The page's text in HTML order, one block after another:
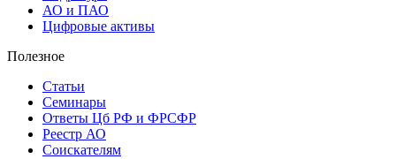
АО и ПАО
Цифровые активы
Полезное
Статьи
Cеминары
Ответы Цб РФ и ФРСФР
Реестр АО
Соискателям